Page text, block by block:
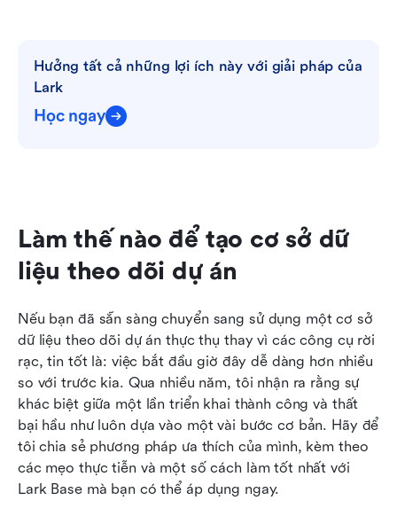
Hưởng tất cả những lợi ích này với giải pháp của
Lark
Học ngay
Làm thế nào để tạo cơ sở dữ
liệu theo dõi dự án
Nếu bạn đã sẵn sàng chuyển sang sử dụng một cơ sở
dữ liệu theo dõi dự án thực thụ thay vì các công cụ rời
rạc, tin tốt là: việc bắt đầu giờ đây dễ dàng hơn nhiều
so với trước kia. Qua nhiều năm, tôi nhận ra rằng sự
khác biệt giữa một lần triển khai thành công và thất
bại hầu như luôn dựa vào một vài bước cơ bản. Hãy để
tôi chia sẻ phương pháp ưa thích của mình, kèm theo
các mẹo thực tiễn và một số cách làm tốt nhất với
Lark Base mà bạn có thể áp dụng ngay.